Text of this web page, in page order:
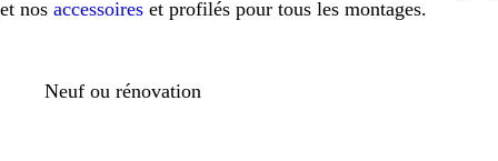
et nos accessoires et profilés pour tous les montages.
Neuf ou rénovation